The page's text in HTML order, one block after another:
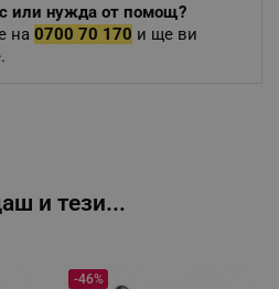
или нужда от помощ?
на 0700 70 170 и ще ви
и тези...
-46%